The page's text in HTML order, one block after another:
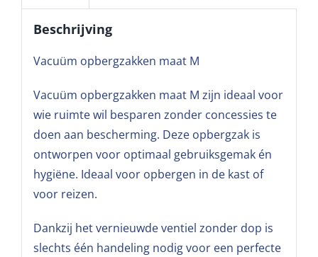
Beschrijving
Vacuüm opbergzakken maat M
Vacuüm opbergzakken maat M zijn ideaal voor
wie ruimte wil besparen zonder concessies te
doen aan bescherming. Deze opbergzak is
ontworpen voor optimaal gebruiksgemak én
hygiëne. Ideaal voor opbergen in de kast of
voor reizen.
Dankzij het vernieuwde ventiel zonder dop is
slechts één handeling nodig voor een perfecte